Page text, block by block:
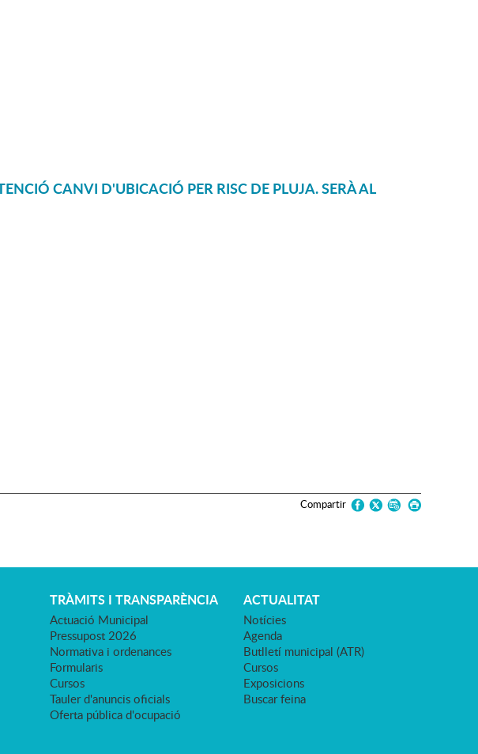
CANVI D'UBICACIÓ PER RISC DE PLUJA. SERÀ AL
Compartir
TRÀMITS I TRANSPARÈNCIA
Actuació Municipal
Pressupost 2026
Normativa i ordenances
Formularis
Cursos
Tauler d'anuncis oficials
Oferta pública d'ocupació
ACTUALITAT
Notícies
Agenda
Butlletí municipal (ATR)
Cursos
Exposicions
Buscar feina